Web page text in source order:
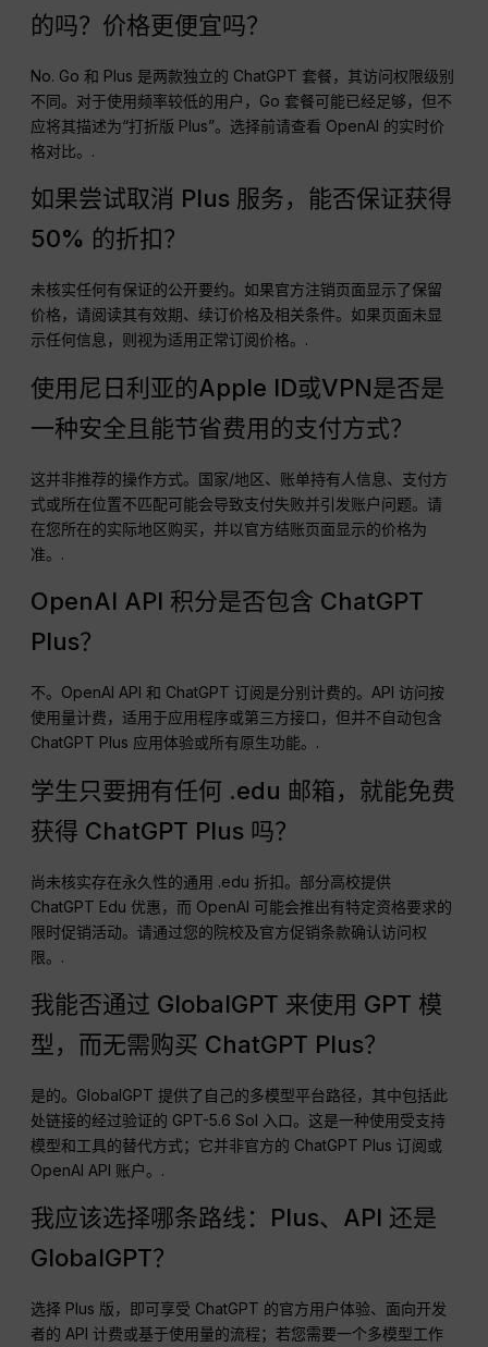
的吗？价格更便宜吗？
No. Go 和 Plus 是两款独立的 ChatGPT 套餐，其访问权限级别
不同。对于使用频率较低的用户，Go 套餐可能已经足够，但不
应将其描述为“打折版 Plus”。选择前请查看 OpenAI 的实时价
格对比。.
如果尝试取消 Plus 服务，能否保证获得
50% 的折扣？
未核实任何有保证的公开要约。如果官方注销页面显示了保留
价格，请阅读其有效期、续订价格及相关条件。如果页面未显
示任何信息，则视为适用正常订阅价格。.
使用尼日利亚的Apple ID或VPN是否是
一种安全且能节省费用的支付方式？
这并非推荐的操作方式。国家/地区、账单持有人信息、支付方
式或所在位置不匹配可能会导致支付失败并引发账户问题。请
在您所在的实际地区购买，并以官方结账页面显示的价格为
准。.
OpenAI API 积分是否包含 ChatGPT
Plus？
不。OpenAI API 和 ChatGPT 订阅是分别计费的。API 访问按
使用量计费，适用于应用程序或第三方接口，但并不自动包含
ChatGPT Plus 应用体验或所有原生功能。.
学生只要拥有任何 .edu 邮箱，就能免费
获得 ChatGPT Plus 吗？
尚未核实存在永久性的通用 .edu 折扣。部分高校提供
ChatGPT Edu 优惠，而 OpenAI 可能会推出有特定资格要求的
限时促销活动。请通过您的院校及官方促销条款确认访问权
限。.
我能否通过 GlobalGPT 来使用 GPT 模
型，而无需购买 ChatGPT Plus？
是的。GlobalGPT 提供了自己的多模型平台路径，其中包括此
处链接的经过验证的 GPT-5.6 Sol 入口。这是一种使用受支持
模型和工具的替代方式；它并非官方的 ChatGPT Plus 订阅或
OpenAI API 账户。.
我应该选择哪条路线：Plus、API 还是
GlobalGPT？
选择 Plus 版，即可享受 ChatGPT 的官方用户体验、面向开发
者的 API 计费或基于使用量的流程；若您需要一个多模型工作